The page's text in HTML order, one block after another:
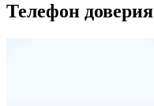
Телефон доверия